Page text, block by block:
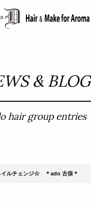
& BLOG
hair group entries
イルチェンジ☆ ＊ado 古俣＊